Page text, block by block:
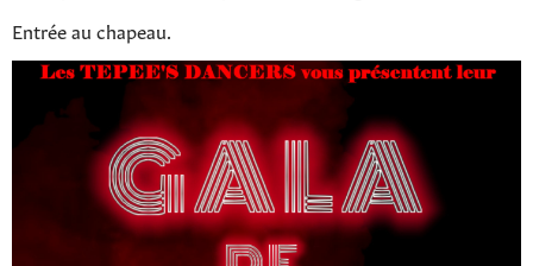
Entrée au chapeau.